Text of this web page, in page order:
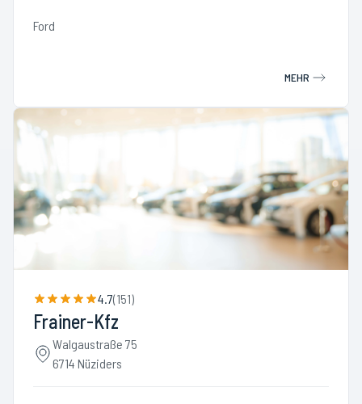
Ford
MEHR
4.7(151)
Frainer-Kfz
Walgaustraße 75
6714 Nüziders